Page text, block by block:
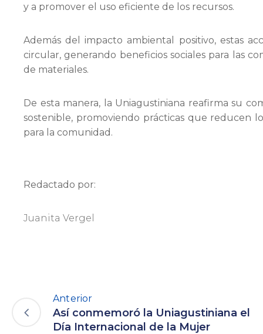
y a promover el uso eficiente de los recursos.
Además del impacto ambiental positivo, estas
circular, generando beneficios sociales para las
de materiales.
De esta manera, la Uniagustiniana reafirma su
sostenible, promoviendo prácticas que reducen
para la comunidad.
Redactado por:
Juanita Vergel
Anterior
Así conmemoró la Uniagustiniana el
Día Internacional de la Mujer